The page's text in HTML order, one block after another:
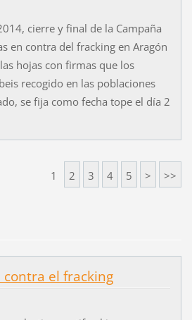
cierre y final de la Campaña
en contra del fracking en Aragón
hojas con firmas que los
recogido en las poblaciones
se fija como fecha tope el día 2
1 2 3 4 5 > >>
el fracking